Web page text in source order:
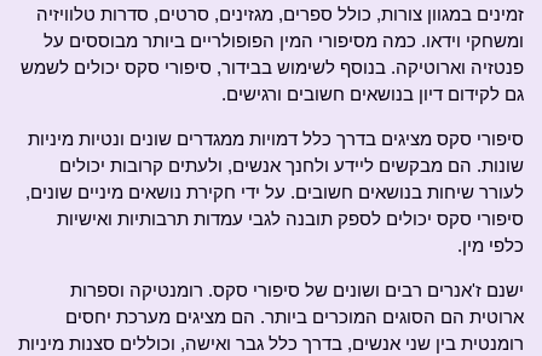
זמינים במגוון צורות, כולל ספרים, מגזינים, סרטים, סדרות טלוויזיה
ומשחקי וידאו. כמה מסיפורי המין הפופולריים ביותר מבוססים על
פנטזיה וארוטיקה. בנוסף לשימוש בבידור, סיפורי סקס יכולים לשמש
גם לקידום דיון בנושאים חשובים ורגישים.
סיפורי סקס מציגים בדרך כלל דמויות ממגדרים שונים ונטיות מיניות
שונות. הם מבקשים ליידע ולחנך אנשים, ולעתים קרובות יכולים
לעורר שיחות בנושאים חשובים. על ידי חקירת נושאים מיניים שונים,
סיפורי סקס יכולים לספק תובנה לגבי עמדות תרבותיות ואישיות
כלפי מין.
ישנם ז'אנרים רבים ושונים של סיפורי סקס. רומנטיקה וספרות
ארוטית הם הסוגים המוכרים ביותר. הם מציגים מערכת יחסים
רומנטית בין שני אנשים, בדרך כלל גבר ואישה, וכוללים סצנות מיניות